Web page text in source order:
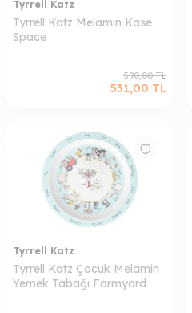
Tyrrell Katz
Tyrrell Katz Melamin Kase
Space
590,00TL
531,00 TL
Tyrrell Katz
Tyrrell Katz Çocuk Melamin
Yemek Tabağı Farmyard